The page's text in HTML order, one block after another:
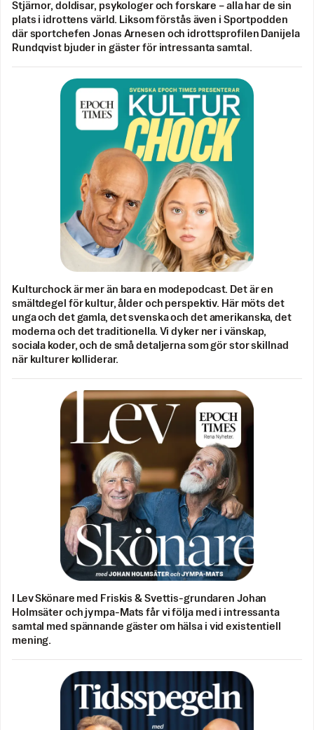
Stjärnor, doldisar, psykologer och forskare – alla har de sin
plats i idrottens värld. Liksom förstås även i Sportpodden
där sportchefen Jonas Arnesen och idrottsprofilen Danijela
Rundqvist bjuder in gäster för intressanta samtal.
Kulturchock är mer än bara en modepodcast. Det är en
smältdegel för kultur, ålder och perspektiv. Här möts det
unga och det gamla, det svenska och det amerikanska, det
moderna och det traditionella. Vi dyker ner i vänskap,
sociala koder, och de små detaljerna som gör stor skillnad
när kulturer kolliderar.
I Lev Skönare med Friskis & Svettis-grundaren Johan
Holmsäter och jympa-Mats får vi följa med i intressanta
samtal med spännande gäster om hälsa i vid existentiell
mening.